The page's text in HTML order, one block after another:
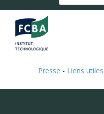
Presse - Liens utiles